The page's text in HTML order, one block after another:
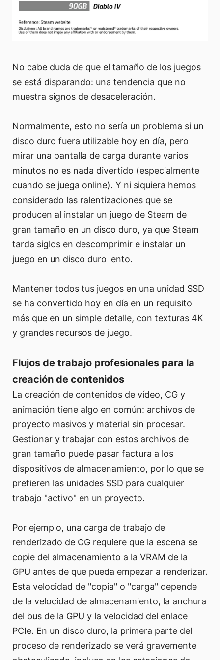
No cabe duda de que el tamaño de los juegos
se está disparando: una tendencia que no
muestra signos de desaceleración.
Normalmente, esto no sería un problema si un
disco duro fuera utilizable hoy en día, pero
mirar una pantalla de carga durante varios
minutos no es nada divertido (especialmente
cuando se juega online). Y ni siquiera hemos
considerado las ralentizaciones que se
producen al instalar un juego de Steam de
gran tamaño en un disco duro, ya que Steam
tarda siglos en descomprimir e instalar un
juego en un disco duro lento.
Mantener todos tus juegos en una unidad SSD
se ha convertido hoy en día en un requisito
más que en un simple detalle, con texturas 4K
y grandes recursos de juego.
Flujos de trabajo profesionales para la
creación de contenidos
La creación de contenidos de vídeo, CG y
animación tiene algo en común: archivos de
proyecto masivos y material sin procesar.
Gestionar y trabajar con estos archivos de
gran tamaño puede pasar factura a los
dispositivos de almacenamiento, por lo que se
prefieren las unidades SSD para cualquier
trabajo "activo" en un proyecto.
Por ejemplo, una carga de trabajo de
renderizado de CG requiere que la escena se
copie del almacenamiento a la VRAM de la
GPU antes de que pueda empezar a renderizar.
Esta velocidad de "copia" o "carga" depende
de la velocidad de almacenamiento, la anchura
del bus de la GPU y la velocidad del enlace
PCIe. En un disco duro, la primera parte del
proceso de renderizado se verá gravemente